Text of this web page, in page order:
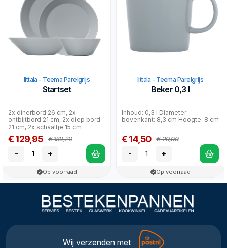
Iittala - Teema Parelgrijs
Startset
2x dinerbord 26 cm, 2x
ontbijtbord 21 cm, 2x diep bord
21 cm, 2x schaaltje 15 cm
€ 129,95 € 189,20
- +
Op voorraad
Iittala - Teema Parelgrijs
Beker 0,3 l
Inhoud: 0,3 l Diameter
bovenkant: 8,3 cm Hoogte: 8 cm
€ 14,50 € 20,90
- +
Op voorraad
Wij verzenden met